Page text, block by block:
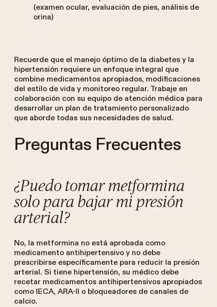
(examen ocular, evaluación de pies, análisis de
orina)
Recuerde que el manejo óptimo de la diabetes y la
hipertensión requiere un enfoque integral que
combine medicamentos apropiados, modificaciones
del estilo de vida y monitoreo regular. Trabaje en
colaboración con su equipo de atención médica para
desarrollar un plan de tratamiento personalizado
que aborde todas sus necesidades de salud.
Preguntas Frecuentes
¿Puedo tomar metformina
solo para bajar mi presión
arterial?
No, la metformina no está aprobada como
medicamento antihipertensivo y no debe
prescribirse específicamente para reducir la presión
arterial. Si tiene hipertensión, su médico debe
recetar medicamentos antihipertensivos apropiados
como IECA, ARA-II o bloqueadores de canales de
calcio.